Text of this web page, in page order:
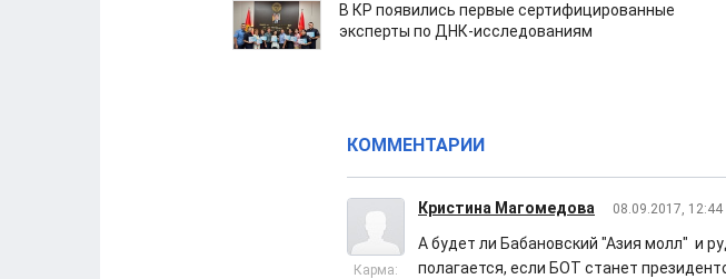
В КР появились первые сертифицированные
эксперты по ДНК-исследованиям
КОММЕНТАРИИ
Кристина Магомедова 08.09.2017, 12:44
Карма:
А будет ли Бабановский "Азия молл" и
полагается, если БОТ станет